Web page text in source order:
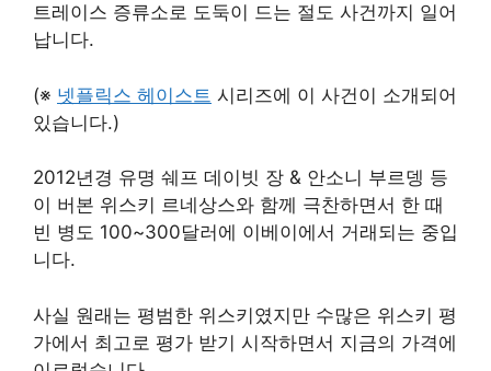
트레이스 증류소로 도둑이 드는 절도 사건까지 일어
납니다.
(※ 넷플릭스 헤이스트 시리즈에 이 사건이 소개되어
있습니다.)
2012년경 유명 쉐프 데이빗 장 & 안소니 부르뎅 등
이 버본 위스키 르네상스와 함께 극찬하면서 한 때
빈 병도 100~300달러에 이베이에서 거래되는 중입
니다.
사실 원래는 평범한 위스키였지만 수많은 위스키 평
가에서 최고로 평가 받기 시작하면서 지금의 가격에